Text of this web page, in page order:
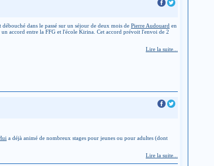
dans le passé sur un séjour de deux mois de Pierre Audouard en
un accord entre la FFG et l'école Kirina. Cet accord prévoit l'envoi de 2
Lire la suite...
a déjà animé de nombreux stages pour jeunes ou pour adultes (dont
Lire la suite...